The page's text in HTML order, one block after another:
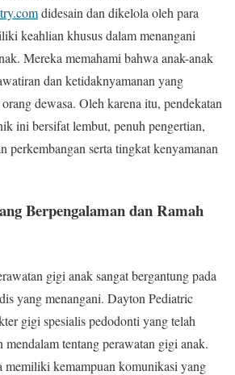
didesain dan dikelola oleh para
keahlian khusus dalam menangani
Mereka memahami bahwa anak-anak
dan ketidaknyamanan yang
dewasa. Oleh karena itu, pendekatan
ini bersifat lembut, penuh pengertian,
perkembangan serta tingkat kenyamanan
Berpengalaman dan Ramah
gigi anak sangat bergantung pada
yang menangani. Dayton Pediatric
gigi spesialis pedodonti yang telah
mendalam tentang perawatan gigi anak.
memiliki kemampuan komunikasi yang